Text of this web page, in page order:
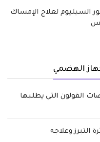
السيليوم لعلاج الإمساك
الهضمي
القولون التي يطلبها
التبرز وعلاجه